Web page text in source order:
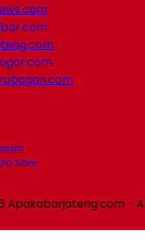
Siber
Apakabarjateng.com -